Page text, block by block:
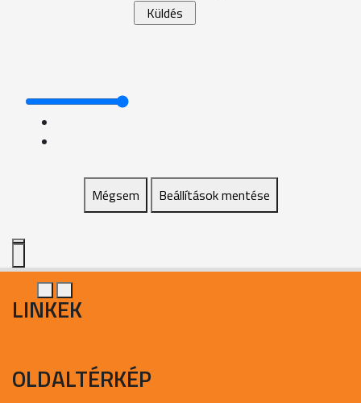
Mégsem Beállítások mentése
LINKEK
OLDALTÉRKÉP